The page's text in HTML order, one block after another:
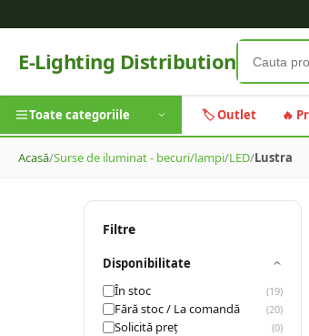
E-Lighting Distribution
Toate categoriile 🏷️ Outlet 🔥
Acasă/Surse de iluminat - becuri/lampi/LED/Lustra
Filtre
Disponibilitate
În stoc
(19)
Fără stoc / La comandă (20)
Solicită preț (0)